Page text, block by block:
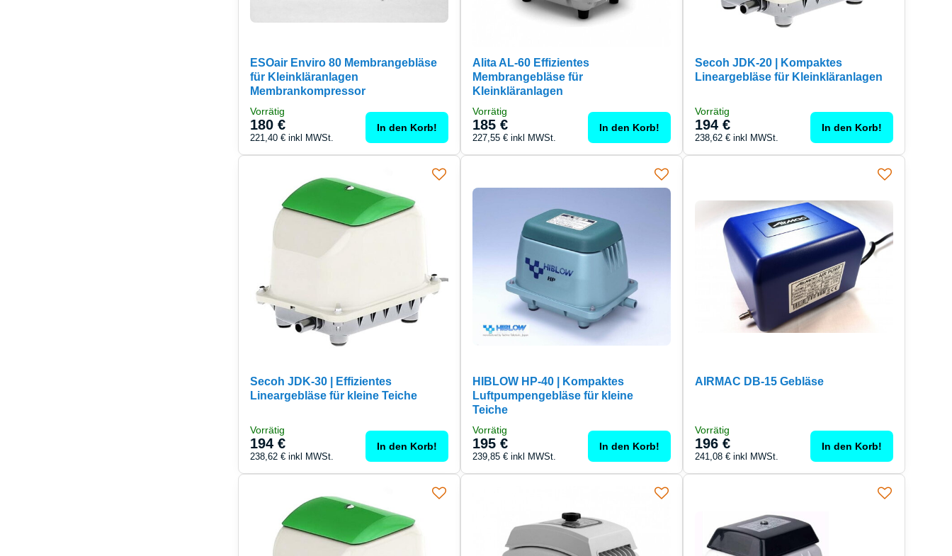
ESOair Enviro 80 Membrangebläse
für Kleinkläranlagen
Membrankompressor
Vorrätig
180 €
221,40 €inkl MWSt.
In den Korb!
Alita AL-60 Effizientes
Membrangebläse für
Kleinkläranlagen
Vorrätig
185 €
227,55 €inkl MWSt.
In den Korb!
Secoh JDK-20 | Kompaktes
Lineargebläse für Kleinkläranlagen
Vorrätig
194 €
238,62 €inkl MWSt.
In den Korb!
Secoh JDK-30 | Effizientes
Lineargebläse für kleine Teiche
Vorrätig
194 €
238,62 €inkl MWSt.
In den Korb!
HIBLOW HP-40 | Kompaktes
Luftpumpengebläse für kleine
Teiche
Vorrätig
195 €
239,85 €inkl MWSt.
In den Korb!
AIRMAC DB-15 Gebläse
Vorrätig
196 €
241,08 €inkl MWSt.
In den Korb!